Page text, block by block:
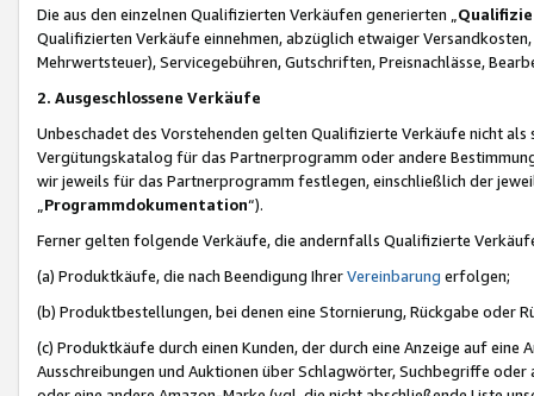
Die aus den einzelnen Qualifizierten Verkäufen generierten „
Qualifizierten Verkäufe einnehmen, abzüglich etwaiger
Mehrwertsteuer), Servicegebühren, Gutschriften, Preisnachlässe,
2. Ausgeschlossene Verkäufe
Unbeschadet des Vorstehenden gelten Qualifizierte Verkäufe nicht
Vergütungskatalog für das Partnerprogramm oder andere
wir jeweils für das Partnerprogramm festlegen, einschließlich der
Programmdokumentation“).
Ferner gelten folgende Verkäufe, die andernfalls Qualifizierte
(a) Produktkäufe, die nach Beendigung IhrerVereinbarung erfolgen;
(b) Produktbestellungen, bei denen eine Stornierung, Rückgabe oder
(c) Produktkäufe durch einen Kunden, der durch eine Anzeige auf
Ausschreibungen und Auktionen über Schlagwörter, Suchbegriffe